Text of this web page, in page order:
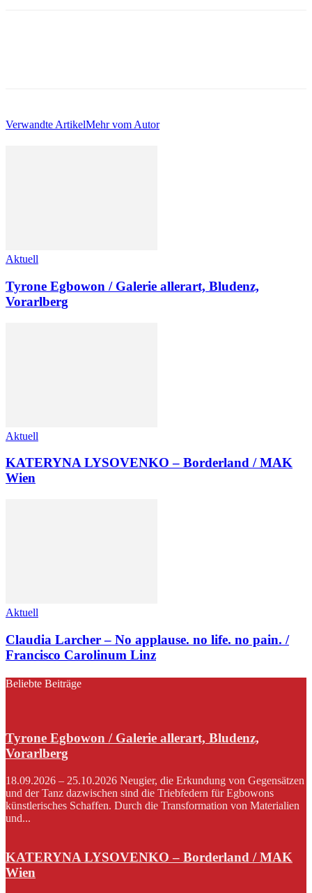
Verwandte ArtikelMehr vom Autor
Aktuell
Tyrone Egbowon / Galerie allerart, Bludenz,
Vorarlberg
Aktuell
KATERYNA LYSOVENKO – Borderland / MAK
Wien
Aktuell
Claudia Larcher – No applause. no life. no pain. /
Francisco Carolinum Linz
Beliebte Beiträge
Tyrone Egbowon / Galerie allerart, Bludenz,
Vorarlberg
18.09.2026 – 25.10.2026 Neugier, die Erkundung von Gegensätzen
und der Tanz dazwischen sind die Triebfedern für Egbowons
künstlerisches Schaffen. Durch die Transformation von Materialien
und...
KATERYNA LYSOVENKO – Borderland / MAK
Wien